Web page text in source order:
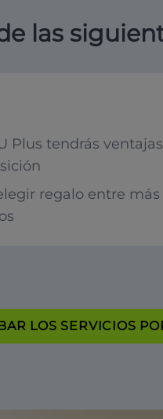
las
Plus tendrás
regalo entre más
LOS SERVICIOS